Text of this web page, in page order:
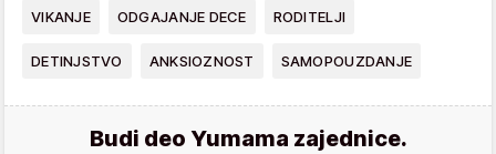
VIKANJE ODGAJANJE DECE RODITELJI
DETINJSTVO ANKSIOZNOST SAMOPOUZDANJE
Budi deo Yumama zajednice.